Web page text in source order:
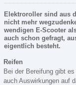
Elektroroller sind aus
nicht mehr
wendigen E-Scooter
auch schon gefragt,
eigentlich besteht.
Reifen
Bei der Bereifung gibt
auch Auswirkungen auf